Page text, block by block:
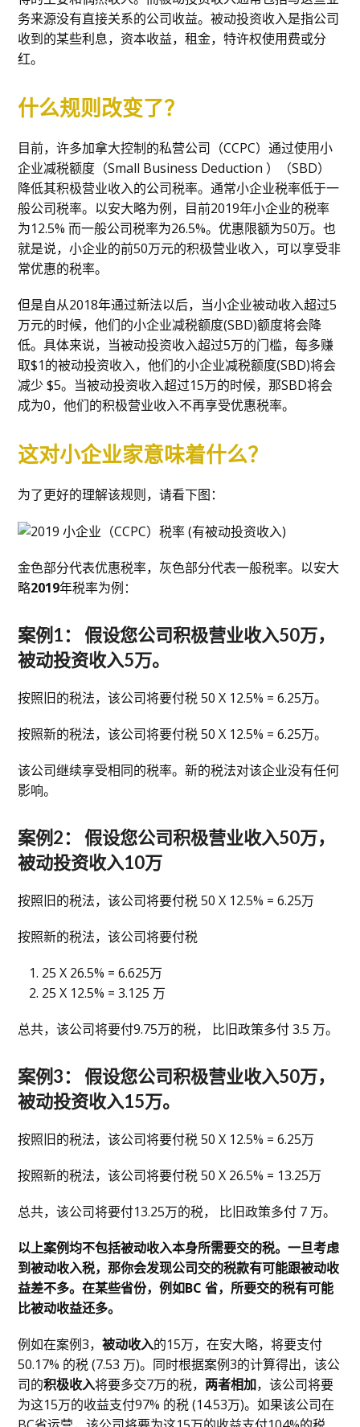
务来源没有直接关系的公司收益。被动投资收入是指公司
收到的某些利息，资本收益，租金，特许权使用费或分
红。
什么规则改变了？
目前，许多加拿大控制的私营公司（CCPC）通过使用小
企业减税额度（Small Business Deduction ）（SBD）
降低其积极营业收入的公司税率。通常小企业税率低于一
般公司税率。以安大略为例，目前2019年小企业的税率
为12.5% 而一般公司税率为26.5%。优惠限额为50万。也
就是说，小企业的前50万元的积极营业收入，可以享受非
常优惠的税率。
但是自从2018年通过新法以后，当小企业被动收入超过5
万元的时候，他们的小企业减税额度(SBD)额度将会降
低。具体来说，当被动投资收入超过5万的门槛，每多赚
取$1的被动投资收入，他们的小企业减税额度(SBD)将会
减少 $5。当被动投资收入超过15万的时候，那SBD将会
成为0，他们的积极营业收入不再享受优惠税率。
这对小企业家意味着什么？
为了更好的理解该规则，请看下图：
金色部分代表优惠税率，灰色部分代表一般税率。以安大
略2019年税率为例：
案例1： 假设您公司积极营业收入50万，
被动投资收入5万。
按照旧的税法，该公司将要付税 50 X 12.5% = 6.25万。
按照新的税法，该公司将要付税 50 X 12.5% = 6.25万。
该公司继续享受相同的税率。新的税法对该企业没有任何
影响。
案例2： 假设您公司积极营业收入50万，
被动投资收入10万
按照旧的税法，该公司将要付税 50 X 12.5% = 6.25万
按照新的税法，该公司将要付税
25 X 26.5% = 6.625万
25 X 12.5% = 3.125 万
总共，该公司将要付9.75万的税， 比旧政策多付 3.5 万。
案例3： 假设您公司积极营业收入50万，
被动投资收入15万。
按照旧的税法，该公司将要付税 50 X 12.5% = 6.25万
按照新的税法，该公司将要付税 50 X 26.5% = 13.25万
总共，该公司将要付13.25万的税， 比旧政策多付 7 万。
以上案例均不包括被动收入本身所需要交的税。一旦考虑
到被动收入税，那你会发现公司交的税款有可能跟被动收
益差不多。在某些省份，例如BC 省，所要交的税有可能
比被动收益还多。
例如在案例3，被动收入的15万，在安大略，将要支付
50.17% 的税 (7.53 万)。同时根据案例3的计算得出，该公
司的积极收入将要多交7万的税， 两者相加，该公司将要
为这15万的收益支付97% 的税 (14.53万)。如果该公司在